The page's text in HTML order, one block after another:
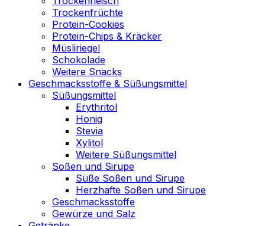
Trockenfrüchte
Protein-Cookies
Protein-Chips & Kräcker
Müsliriegel
Schokolade
Weitere Snacks
Geschmacksstoffe & Süßungsmittel
Süßungsmittel
Erythritol
Honig
Stevia
Xylitol
Weitere Süßungsmittel
Soßen und Sirupe
Süße Soßen und Sirupe
Herzhafte Soßen und Sirupe
Geschmacksstoffe
Gewürze und Salz